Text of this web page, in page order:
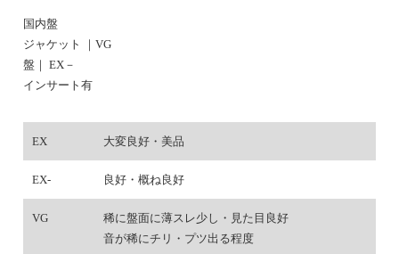
国内盤
ジャケット ｜VG
盤｜ EX－
インサート有
EX 大変良好・美品
EX- 良好・概ね良好
VG
稀に盤面に薄スレ少し・見た目良好
音が稀にチリ・プツ出る程度